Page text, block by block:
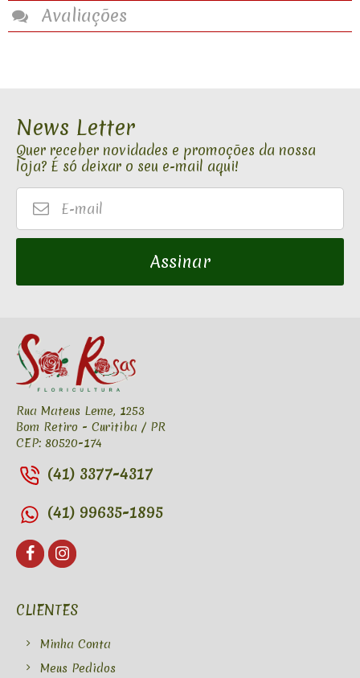
Avaliações
News Letter
Quer receber novidades e promoções da nossa
loja? É só deixar o seu e-mail aqui!
E-
Assinar
Rua Mateus Leme, 1253
Bom Retiro - Curitiba / PR
CEP: 80520-174
(41) 3377-4317
(41) 99635-1895
CLIENTES
Minha Conta
Meus Pedidos